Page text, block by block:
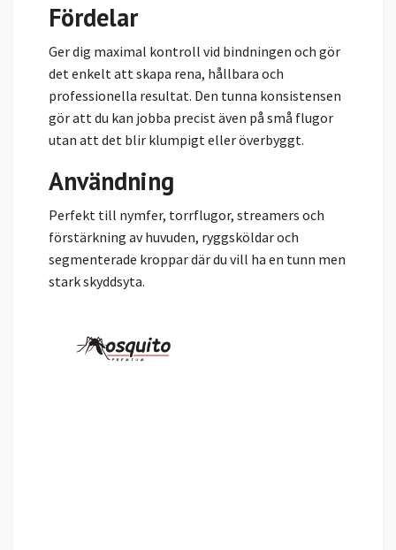
Fördelar
Ger dig maximal kontroll vid bindningen och gör
det enkelt att skapa rena, hållbara och
professionella resultat. Den tunna konsistensen
gör att du kan jobba precist även på små flugor
utan att det blir klumpigt eller överbyggt.
Användning
Perfekt till nymfer, torrflugor, streamers och
förstärkning av huvuden, ryggsköldar och
segmenterade kroppar där du vill ha en tunn men
stark skyddsyta.